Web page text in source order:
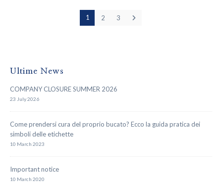
1 2 3
Ultime News
COMPANY CLOSURE SUMMER 2026
23 July 2026
Come prendersi cura del proprio bucato? Ecco la guida pratica dei
simboli delle etichette
10 March 2023
Important notice
10 March 2020